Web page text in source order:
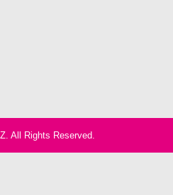
. All Rights Reserved.